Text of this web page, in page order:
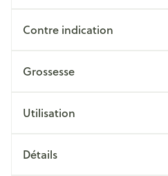
Contre indication
Grossesse
Utilisation
Détails